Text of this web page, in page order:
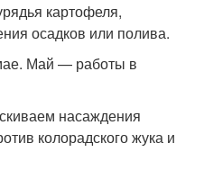
картофеля,
осадков или полива.
насаждения
колорадского жука и